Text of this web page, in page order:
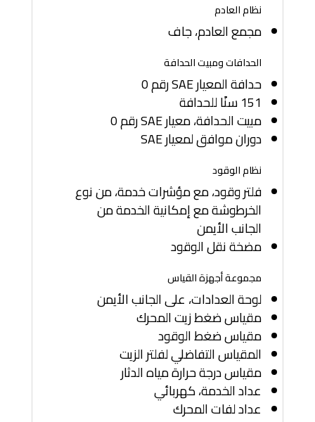
نظام العادم
مجمع العادم، جاف
الحدافات ومبيت الحدافة
حدافة المعيار SAE رقم 0
151 سنًا للحدافة
مبيت الحدافة، معيار SAE رقم 0
دوران موافق لمعيار SAE
نظام الوقود
فلتر وقود، مع مؤشرات خدمة، من نوع
الخرطوشة مع إمكانية الخدمة من
الجانب الأيمن
مضخة نقل الوقود
مجموعة أجهزة القياس
لوحة العدادات، على الجانب الأيمن
مقياس ضغط زيت المحرك
مقياس ضغط الوقود
المقياس التفاضلي لفلتر الزيت
مقياس درجة حرارة مياه الدثار
عداد الخدمة، كهربائي
عداد لفات المحرك